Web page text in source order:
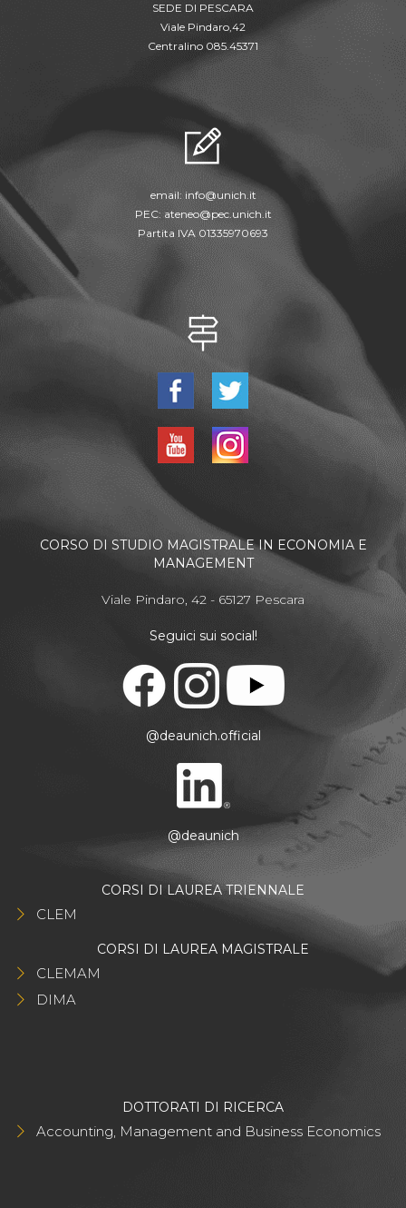
SEDE DI PESCARA
Viale Pindaro,42
Centralino 085.45371
email: info@unich.it
PEC: ateneo@pec.unich.it
Partita IVA 01335970693
CORSO DI STUDIO MAGISTRALE IN ECONOMIA E
MANAGEMENT
Viale Pindaro, 42 - 65127 Pescara
Seguici sui social!
@deaunich.official
@deaunich
CORSI DI LAUREA TRIENNALE
CLEM
CORSI DI LAUREA MAGISTRALE
CLEMAM
DIMA
DOTTORATI DI RICERCA
Accounting, Management and Business Economics